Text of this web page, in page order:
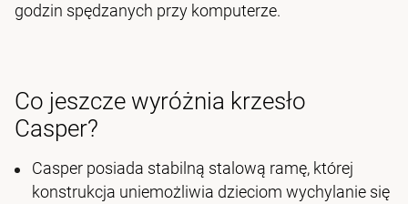
godzin spędzanych przy komputerze.
Co jeszcze wyróżnia krzesło
Casper?
Casper posiada stabilną stalową ramę, której
konstrukcja uniemożliwia dzieciom wychylanie się